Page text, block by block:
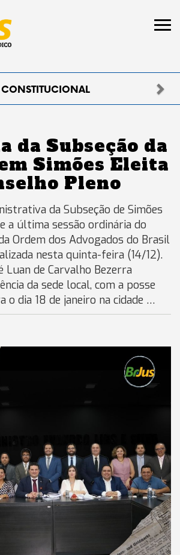
da Subseção da
Simões Eleita
Pleno
da Subseção de Simões
a última sessão ordinária do
Ordem dos Advogados do Brasil
nesta quinta-feira (14/12).
Luan de Carvalho Bezerra
da sede local, com a posse
o dia 18 de janeiro na cidade …